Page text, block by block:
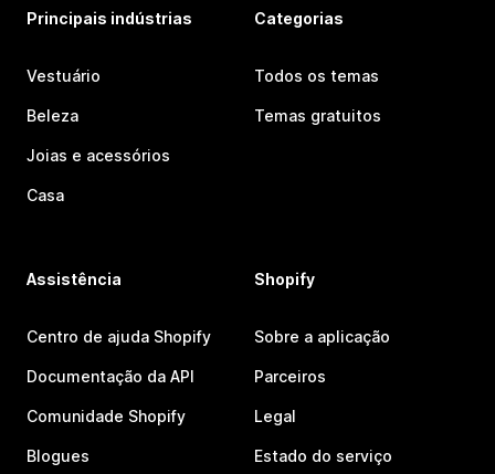
Principais indústrias
Vestuário
Beleza
Joias e acessórios
Casa
Categorias
Todos os temas
Temas gratuitos
Assistência
Centro de ajuda Shopify
Documentação da API
Comunidade Shopify
Blogues
Shopify
Sobre a aplicação
Parceiros
Legal
Estado do serviço